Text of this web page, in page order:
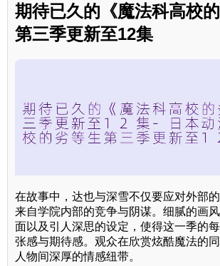
期待已久的《魔法科高校的
第三季更新至12集
在故事中，达也与深雪不仅要应对外部
来自学院内部的竞争与阴谋。细腻的画
面以及引人深思的设定，使得这一季的
张感与期待感。观众在欣赏炫酷魔法的
人物间深厚的情感纽带。